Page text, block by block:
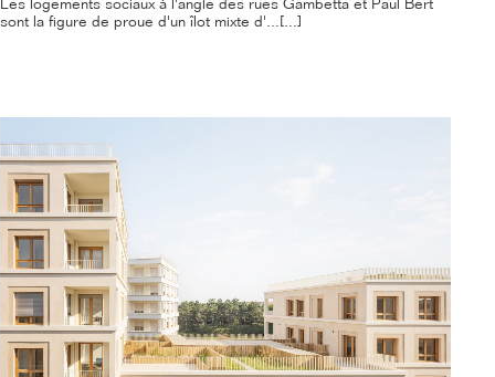
Les logements sociaux à l'angle des rues Gambetta et Paul Bert
sont la figure de proue d'un îlot mixte d'...[...]